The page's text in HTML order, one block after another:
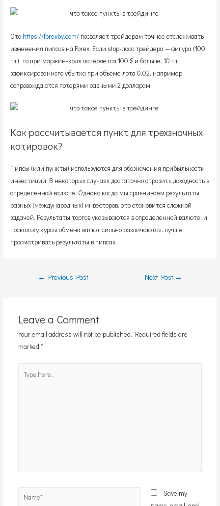
Это https://forexby.com/ позволяет трейдерам точнее отслеживать
изменения пипсов на Forex. Если stop-лосс трейдера — фигура (100
пт), то при маржин-колл потеряется 100 $ и больше. 10 пт
зафиксированного убытка при объеме лота 0.02, например
сопровождаются потерями равными 2 долларам.
Как рассчитывается пункт для трехзначных
котировок?
Пипсы (или пункты) используются для обозначения прибыльности
инвестиций. В некоторых случаях достаточно отразить доходность в
определенной валюте. Однако когда мы сравниваем результаты
разных (международных) инвесторов, это становится сложной
задачей. Результаты торгов указываются в определенной валюте, и
поскольку курсы обмена валют сильно различаются, лучше
просматривать результаты в пипсах.
← Previous Post Next Post →
Leave a Comment
Your email address will not be published. Required fields are
marked *
here..
Name*
Save my